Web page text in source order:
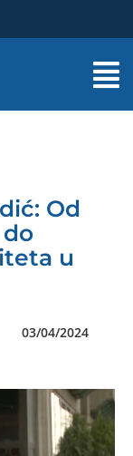
Od
u
03/04/2024